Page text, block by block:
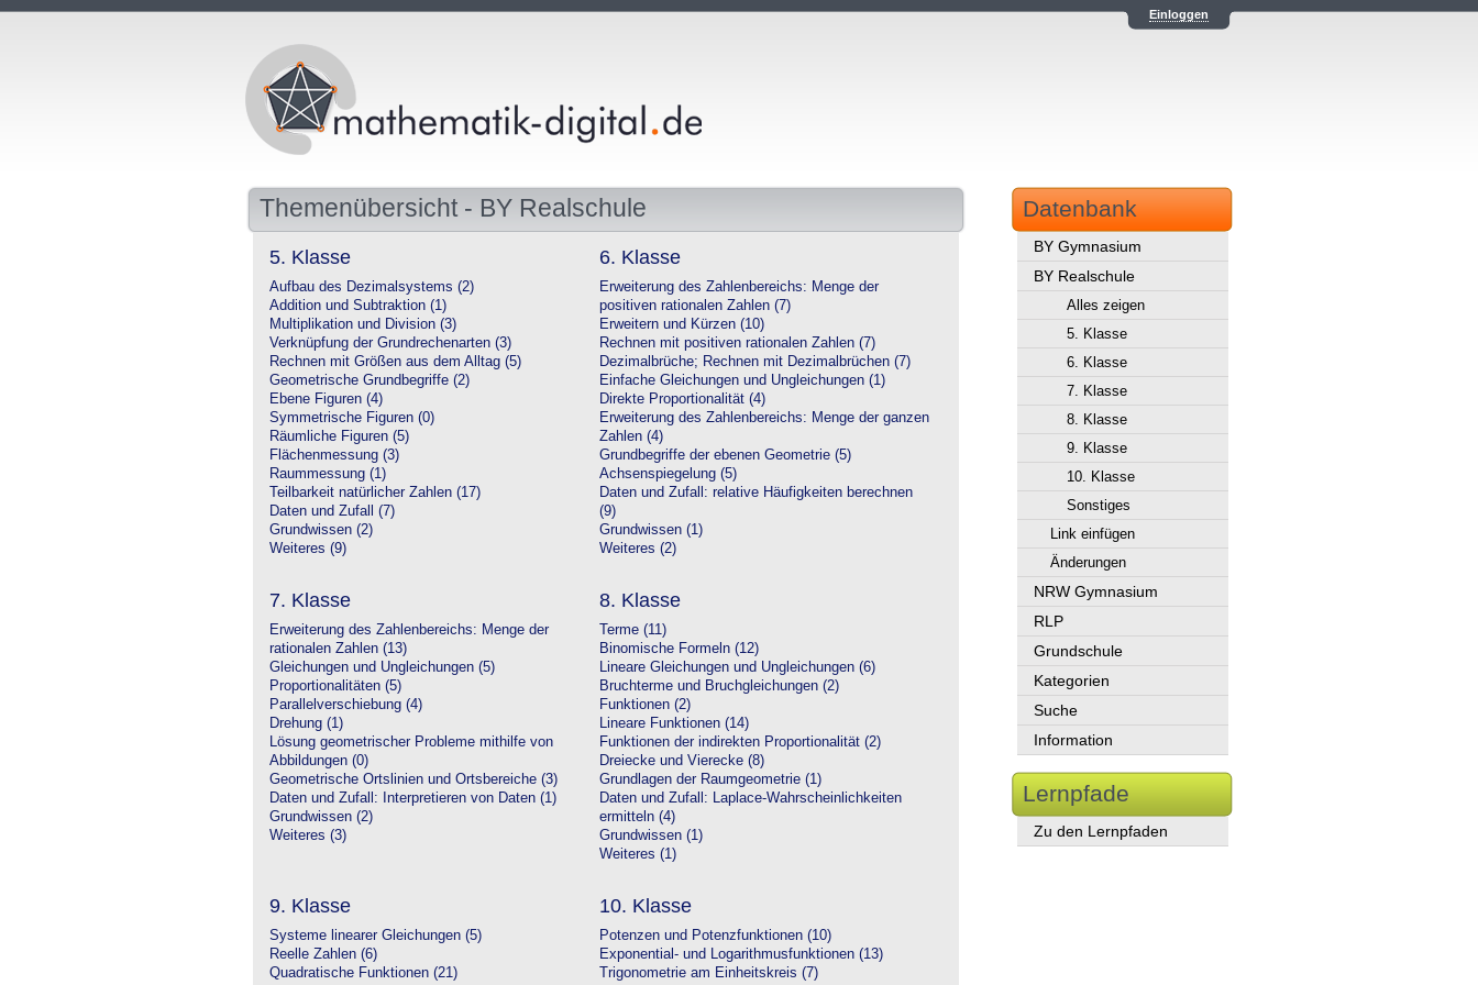
Einloggen
Themenübersicht - BY Realschule
5. Klasse
Aufbau des Dezimalsystems (2)
Addition und Subtraktion (1)
Multiplikation und Division (3)
Verknüpfung der Grundrechenarten (3)
Rechnen mit Größen aus dem Alltag (5)
Geometrische Grundbegriffe (2)
Ebene Figuren (4)
Symmetrische Figuren (0)
Räumliche Figuren (5)
Flächenmessung (3)
Raummessung (1)
Teilbarkeit natürlicher Zahlen (17)
Daten und Zufall (7)
Grundwissen (2)
Weiteres (9)
6. Klasse
Erweiterung des Zahlenbereichs: Menge der
positiven rationalen Zahlen (7)
Erweitern und Kürzen (10)
Rechnen mit positiven rationalen Zahlen (7)
Dezimalbrüche; Rechnen mit Dezimalbrüchen (7)
Einfache Gleichungen und Ungleichungen (1)
Direkte Proportionalität (4)
Erweiterung des Zahlenbereichs: Menge der ganzen
Zahlen (4)
Grundbegriffe der ebenen Geometrie (5)
Achsenspiegelung (5)
Daten und Zufall: relative Häufigkeiten berechnen
(9)
Grundwissen (1)
Weiteres (2)
7. Klasse
Erweiterung des Zahlenbereichs: Menge der
rationalen Zahlen (13)
Gleichungen und Ungleichungen (5)
Proportionalitäten (5)
Parallelverschiebung (4)
Drehung (1)
Lösung geometrischer Probleme mithilfe von
Abbildungen (0)
Geometrische Ortslinien und Ortsbereiche (3)
Daten und Zufall: Interpretieren von Daten (1)
Grundwissen (2)
Weiteres (3)
8. Klasse
Terme (11)
Binomische Formeln (12)
Lineare Gleichungen und Ungleichungen (6)
Bruchterme und Bruchgleichungen (2)
Funktionen (2)
Lineare Funktionen (14)
Funktionen der indirekten Proportionalität (2)
Dreiecke und Vierecke (8)
Grundlagen der Raumgeometrie (1)
Daten und Zufall: Laplace-Wahrscheinlichkeiten
ermitteln (4)
Grundwissen (1)
Weiteres (1)
9. Klasse
Systeme linearer Gleichungen (5)
Reelle Zahlen (6)
Quadratische Funktionen (21)
10. Klasse
Potenzen und Potenzfunktionen (10)
Exponential- und Logarithmusfunktionen (13)
Trigonometrie am Einheitskreis (7)
Datenbank
BY Gymnasium
BY Realschule
Alles zeigen
5. Klasse
6. Klasse
7. Klasse
8. Klasse
9. Klasse
10. Klasse
Sonstiges
Link einfügen
Änderungen
NRW Gymnasium
RLP
Grundschule
Kategorien
Suche
Information
Lernpfade
Zu den Lernpfaden